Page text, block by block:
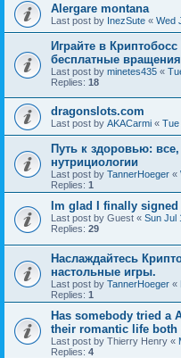
Alergare montana
Last post by InezSute « Wed
Играйте в
бесплатные
Last post by minetes435 «
Replies: 18
dragonslots.com
Last post by AKACarmi « Tue
Путь к здоровью:
нутрициологии
Last post by TannerHoeger «
Replies: 1
Im glad I finally signed
Last post by Guest « Sun Jul
Replies: 29
Наслаждайтесь
настольные игры.
Last post by TannerHoeger «
Replies: 1
Has somebody tried a
their romantic life
Last post by Thierry Henry «
Replies: 4